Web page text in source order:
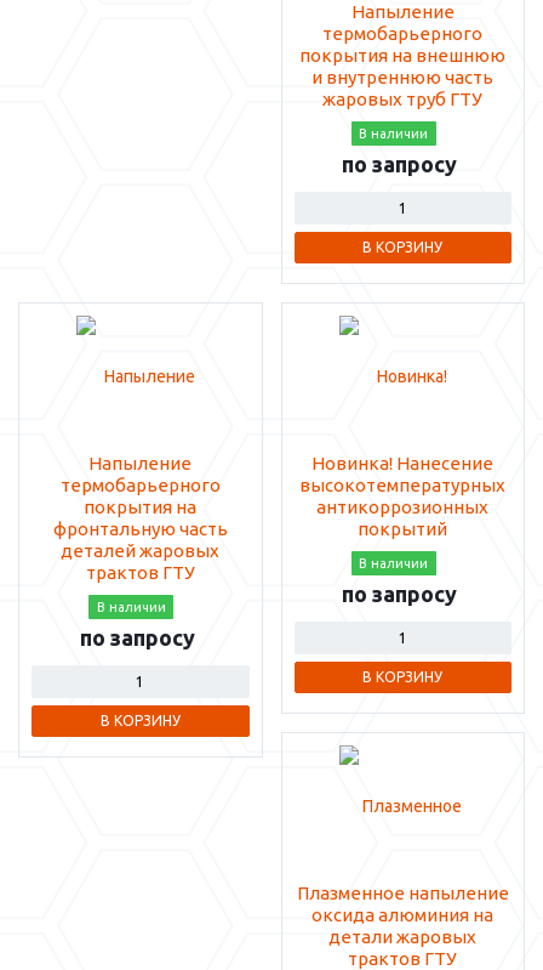
Напыление
термобарьерного
покрытия на внешнюю
и внутреннюю часть
жаровых труб ГТУ
В наличии
по запросу
В КОРЗИНУ
Напыление
термобарьерного
покрытия на
фронтальную часть
деталей жаровых
трактов ГТУ
В наличии
по запросу
В КОРЗИНУ
Новинка! Нанесение
высокотемпературных
антикоррозионных
покрытий
В наличии
по запросу
В КОРЗИНУ
Плазменное напыление
оксида алюминия на
детали жаровых
трактов ГТУ